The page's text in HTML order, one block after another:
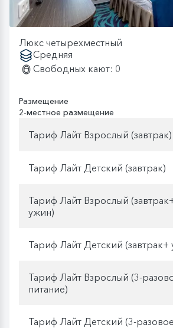
Люкс четырехместный
Средняя
Свободных кают: 0
Размещение
2-местное размещение
Тариф Лайт Взрослый (завтрак)
Тариф Лайт Детский (завтрак)
Тариф Лайт Взрослый
ужин)
Тариф Лайт Детский (завтрак+
Тариф Лайт Взрослый (3-
питание)
Тариф Лайт Детский (3-